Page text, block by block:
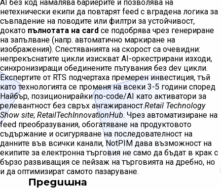
AI без код намалява бариерите и позволява на
нетехнически екипи да повтарят feed с вградена логика за
съвпадение на поводите или филтри за устойчивост,
докато пълнотата на card се подобрява чрез генериране
на запълване (напр. автоматично маркиране на
изображения). Спестяванията на скорост са очевидни:
непрекъснатите цикли изискват AI-оркестрирани изходи,
синхронизиращи обединените пътувания без dev цикли.
Експертите от RTS подчертаха премерен инвестиция, тъй
като технологията се променя на всеки 3-5 години според
Найбър, позиционирайки no-code/AI като активатори за
релевантност без свръх ангажираност.Retail Technology
Show site; RetailTechInnovationHub. Чрез автоматизиране на
feed преобразувания, обогатяване на продуктовото
съдържание и осигуряване на последователност на
данните във всички канали, NotPIM дава възможност на
екипите за електронна търговия не само да бъдат в крак с
бързо развиващия се пейзаж на търговията на дребно, но
и да оптимизират самото пазаруване.
Предишна